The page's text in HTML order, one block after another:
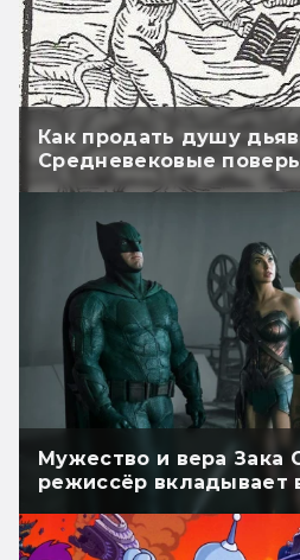
Как продать душу
Средневековые
Мужество и вера Зака
режиссёр вкладывает